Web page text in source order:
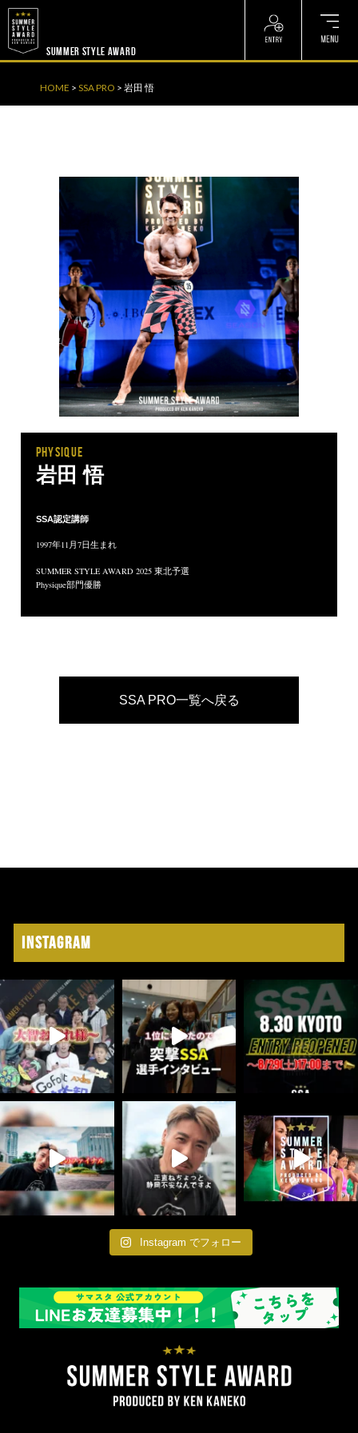
SUMMER STYLE AWARD
HOME > SSA PRO > 岩田 悟
PHYSIQUE
岩田 悟
SSA認定講師
1997年11月7日生まれ
SUMMER STYLE AWARD 2025 東北予選
Physique部門優勝
SSA PRO一覧へ戻る
Instagram
Instagram でフォロー